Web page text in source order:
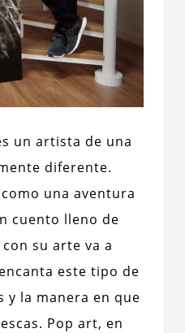
un artista de una
diferente.
una aventura
cuento lleno de
su arte va a
este tipo de
y la manera en que
Pop art, en